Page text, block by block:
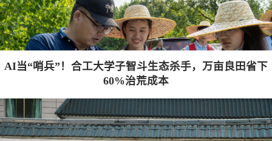
AI当“哨兵”！合工大学子智斗生态杀手，万亩良田省下
60%治荒成本